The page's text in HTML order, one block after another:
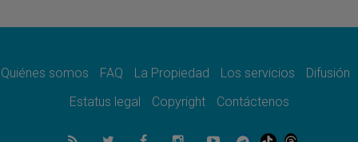
08.08.2026
08.08.2026
del Buen Consejo de Genazzano
Filipinas: el Vicariato Apostólico de Calapán
Quiénes somos FAQ La Propiedad Los servicios
Difusión
Estatus legal
Copyright Contáctenos